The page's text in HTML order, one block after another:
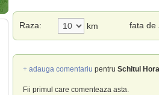
Raza: km fata de
+ adauga comentariu pentru Schitul
Fii primul care comenteaza asta.